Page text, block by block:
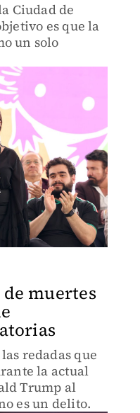
Ciudad de
es que la
un solo
muertes
redadas que
la actual
Trump al
es un delito.